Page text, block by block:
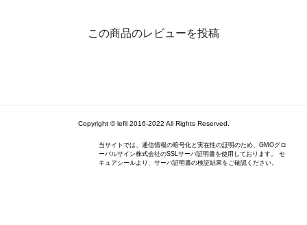
この商品のレビューを投稿
Copyright © lefil 2016-2022 All Rights Reserved.
当サイトでは、通信情報の暗号化と実在性の証明のため、GMOグロ
ーバルサイン株式会社のSSLサーバ証明書を使用しております。 セ
キュアシールより、サーバ証明書の検証結果をご確認ください。